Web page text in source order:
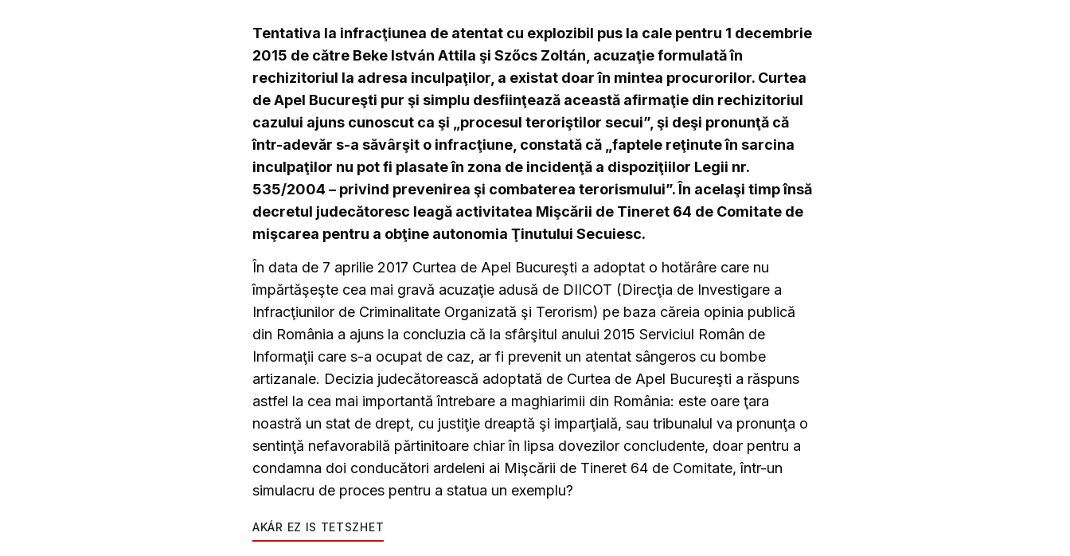
Tentativa la infracţiunea de atentat cu explozibil pus la cale pentru 1 decembrie
2015 de către Beke István Attila şi Szőcs Zoltán, acuzaţie formulată în
rechizitoriul la adresa inculpaţilor, a existat doar în mintea procurorilor. Curtea
de Apel Bucureşti pur şi simplu desfiinţează această afirmaţie din rechizitoriul
cazului ajuns cunoscut ca şi „procesul teroriştilor secui”, şi deşi pronunţă că
într-adevăr s-a săvârşit o infracţiune, constată că „faptele reţinute în sarcina
inculpaţilor nu pot fi plasate în zona de incidenţă a dispoziţiilor Legii nr.
535/2004 – privind prevenirea şi combaterea terorismului”. În acelaşi timp însă
decretul judecătoresc leagă activitatea Mişcării de Tineret 64 de Comitate de
mişcarea pentru a obţine autonomia Ţinutului Secuiesc.
În data de 7 aprilie 2017 Curtea de Apel Bucureşti a adoptat o hotărâre care nu
împărtăşeşte cea mai gravă acuzaţie adusă de DIICOT (Direcţia de Investigare a
Infracţiunilor de Criminalitate Organizată şi Terorism) pe baza căreia opinia publică
din România a ajuns la concluzia că la sfârşitul anului 2015 Serviciul Român de
Informaţii care s-a ocupat de caz, ar fi prevenit un atentat sângeros cu bombe
artizanale. Decizia judecătorească adoptată de Curtea de Apel Bucureşti a răspuns
astfel la cea mai importantă întrebare a maghiarimii din România: este oare ţara
noastră un stat de drept, cu justiţie dreaptă şi imparţială, sau tribunalul va pronunţa o
sentinţă nefavorabilă părtinitoare chiar în lipsa dovezilor concludente, doar pentru a
condamna doi conducători ardeleni ai Mişcării de Tineret 64 de Comitate, într-un
simulacru de proces pentru a statua un exemplu?
AKÁR EZ IS TETSZHET